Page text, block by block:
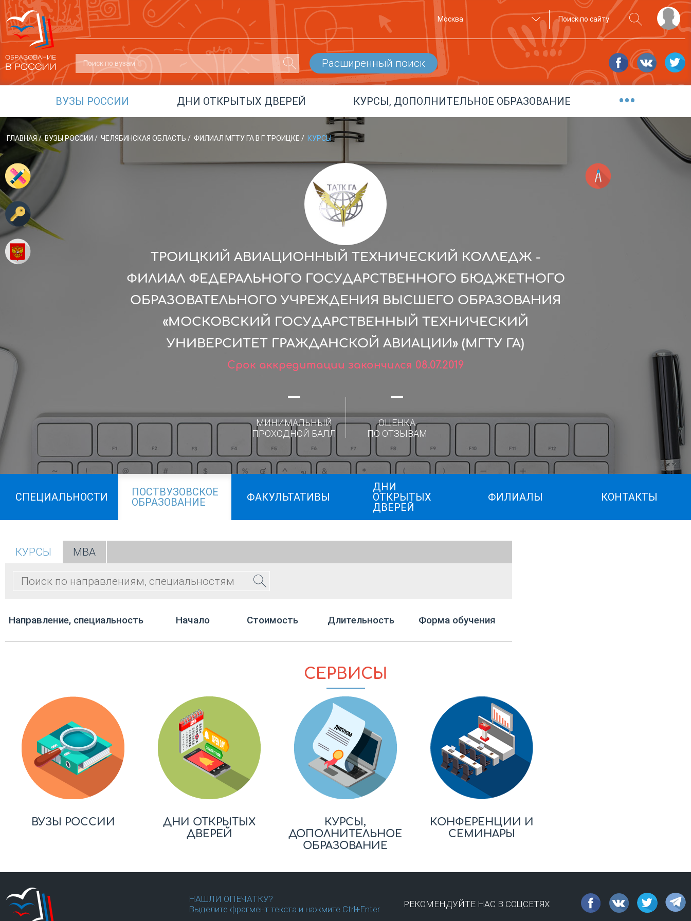
Москва
Расширенный поиск
ВУЗЫ РОССИИ ДНИ ОТКРЫТЫХ ДВЕРЕЙ КУРСЫ, ДОПОЛНИТЕЛЬНОЕ ОБРАЗОВАНИЕ •••
ГЛАВНАЯ / ВУЗЫ РОССИИ / ЧЕЛЯБИНСКАЯ ОБЛАСТЬ / ФИЛИАЛ МГТУ ГА В Г. ТРОИЦКЕ / КУРСЫ
ТРОИЦКИЙ АВИАЦИОННЫЙ ТЕХНИЧЕСКИЙ КОЛЛЕДЖ -
ФИЛИАЛ ФЕДЕРАЛЬНОГО ГОСУДАРСТВЕННОГО БЮДЖЕТНОГО
ОБРАЗОВАТЕЛЬНОГО УЧРЕЖДЕНИЯ ВЫСШЕГО ОБРАЗОВАНИЯ
«МОСКОВСКИЙ ГОСУДАРСТВЕННЫЙ ТЕХНИЧЕСКИЙ
УНИВЕРСИТЕТ ГРАЖДАНСКОЙ АВИАЦИИ» (МГТУ ГА)
Срок аккредитации закончился 08.07.2019
—
МИНИМАЛЬНЫЙ
ПРОХОДНОЙ БАЛЛ
—
ОЦЕНКА
ПО ОТЗЫВАМ
СПЕЦИАЛЬНОСТИ
ПОСТВУЗОВСКОЕ
ОБРАЗОВАНИЕ
ФАКУЛЬТАТИВЫ
ДНИ
ОТКРЫТЫХ
ДВЕРЕЙ
ФИЛИАЛЫ КОНТАКТЫ
КУРСЫ МВА
Направление, специальность Начало Стоимость Длительность Форма обучения
СЕРВИСЫ
ВУЗЫ РОССИИ
ДНИ ОТКРЫТЫХ
ДВЕРЕЙ
КУРСЫ,
ДОПОЛНИТЕЛЬНОЕ
ОБРАЗОВАНИЕ
КОНФЕРЕНЦИИ И
СЕМИНАРЫ
НАШЛИ ОПЕЧАТКУ?
Выделите фрагмент текста и нажмите Ctrl+Enter
РЕКОМЕНДУЙТЕ НАС В СОЦСЕТЯХ